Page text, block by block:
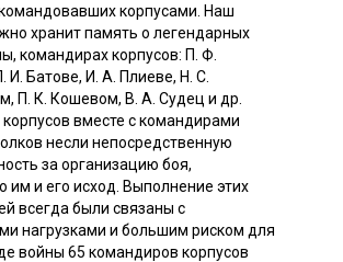
корпусами. Наш
хранит память о легендарных
командирах корпусов: П. Ф.
И. Батове, И. А. Плиеве, Н. С.
П. К. Кошевом, В. А. Судец и др.
вместе с командирами
несли непосредственную
за организацию боя,
им и его исход. Выполнение этих
всегда были связаны с
нагрузками и большим риском для
войны 65 командиров корпусов